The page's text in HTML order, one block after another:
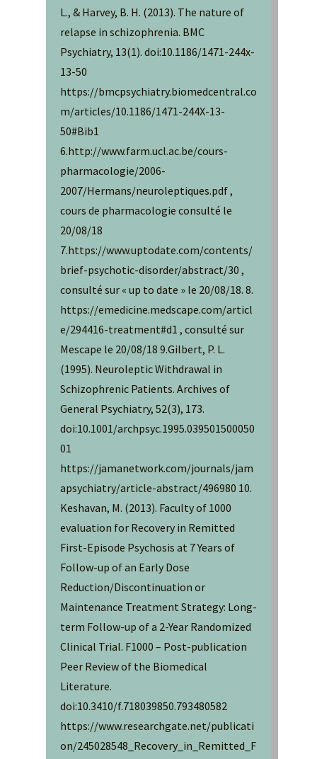
L., & Harvey, B. H. (2013). The nature of
relapse in schizophrenia. BMC
Psychiatry, 13(1). doi:10.1186/1471-244x-
13-50
https://bmcpsychiatry.biomedcentral.co
m/articles/10.1186/1471-244X-13-
50#Bib1
6.http://www.farm.ucl.ac.be/cours-
pharmacologie/2006-
2007/Hermans/neuroleptiques.pdf ,
cours de pharmacologie consulté le
20/08/18
7.https://www.uptodate.com/contents/
brief-psychotic-disorder/abstract/30 ,
consulté sur « up to date » le 20/08/18. 8.
https://emedicine.medscape.com/articl
e/294416-treatment#d1 , consulté sur
Mescape le 20/08/18 9.Gilbert, P. L.
(1995). Neuroleptic Withdrawal in
Schizophrenic Patients. Archives of
General Psychiatry, 52(3), 173.
doi:10.1001/archpsyc.1995.039501500050
01
https://jamanetwork.com/journals/jam
apsychiatry/article-abstract/496980 10.
Keshavan, M. (2013). Faculty of 1000
evaluation for Recovery in Remitted
First-Episode Psychosis at 7 Years of
Follow-up of an Early Dose
Reduction/Discontinuation or
Maintenance Treatment Strategy: Long-
term Follow-up of a 2-Year Randomized
Clinical Trial. F1000 – Post-publication
Peer Review of the Biomedical
Literature.
doi:10.3410/f.718039850.793480582
https://www.researchgate.net/publicati
on/245028548_Recovery_in_Remitted_F